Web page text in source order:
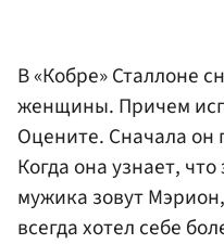
В «Кобре» Сталлоне
женщины. Причем
Оцените. Сначала он
Когда она узнает,
мужика зовут
всегда хотел себе